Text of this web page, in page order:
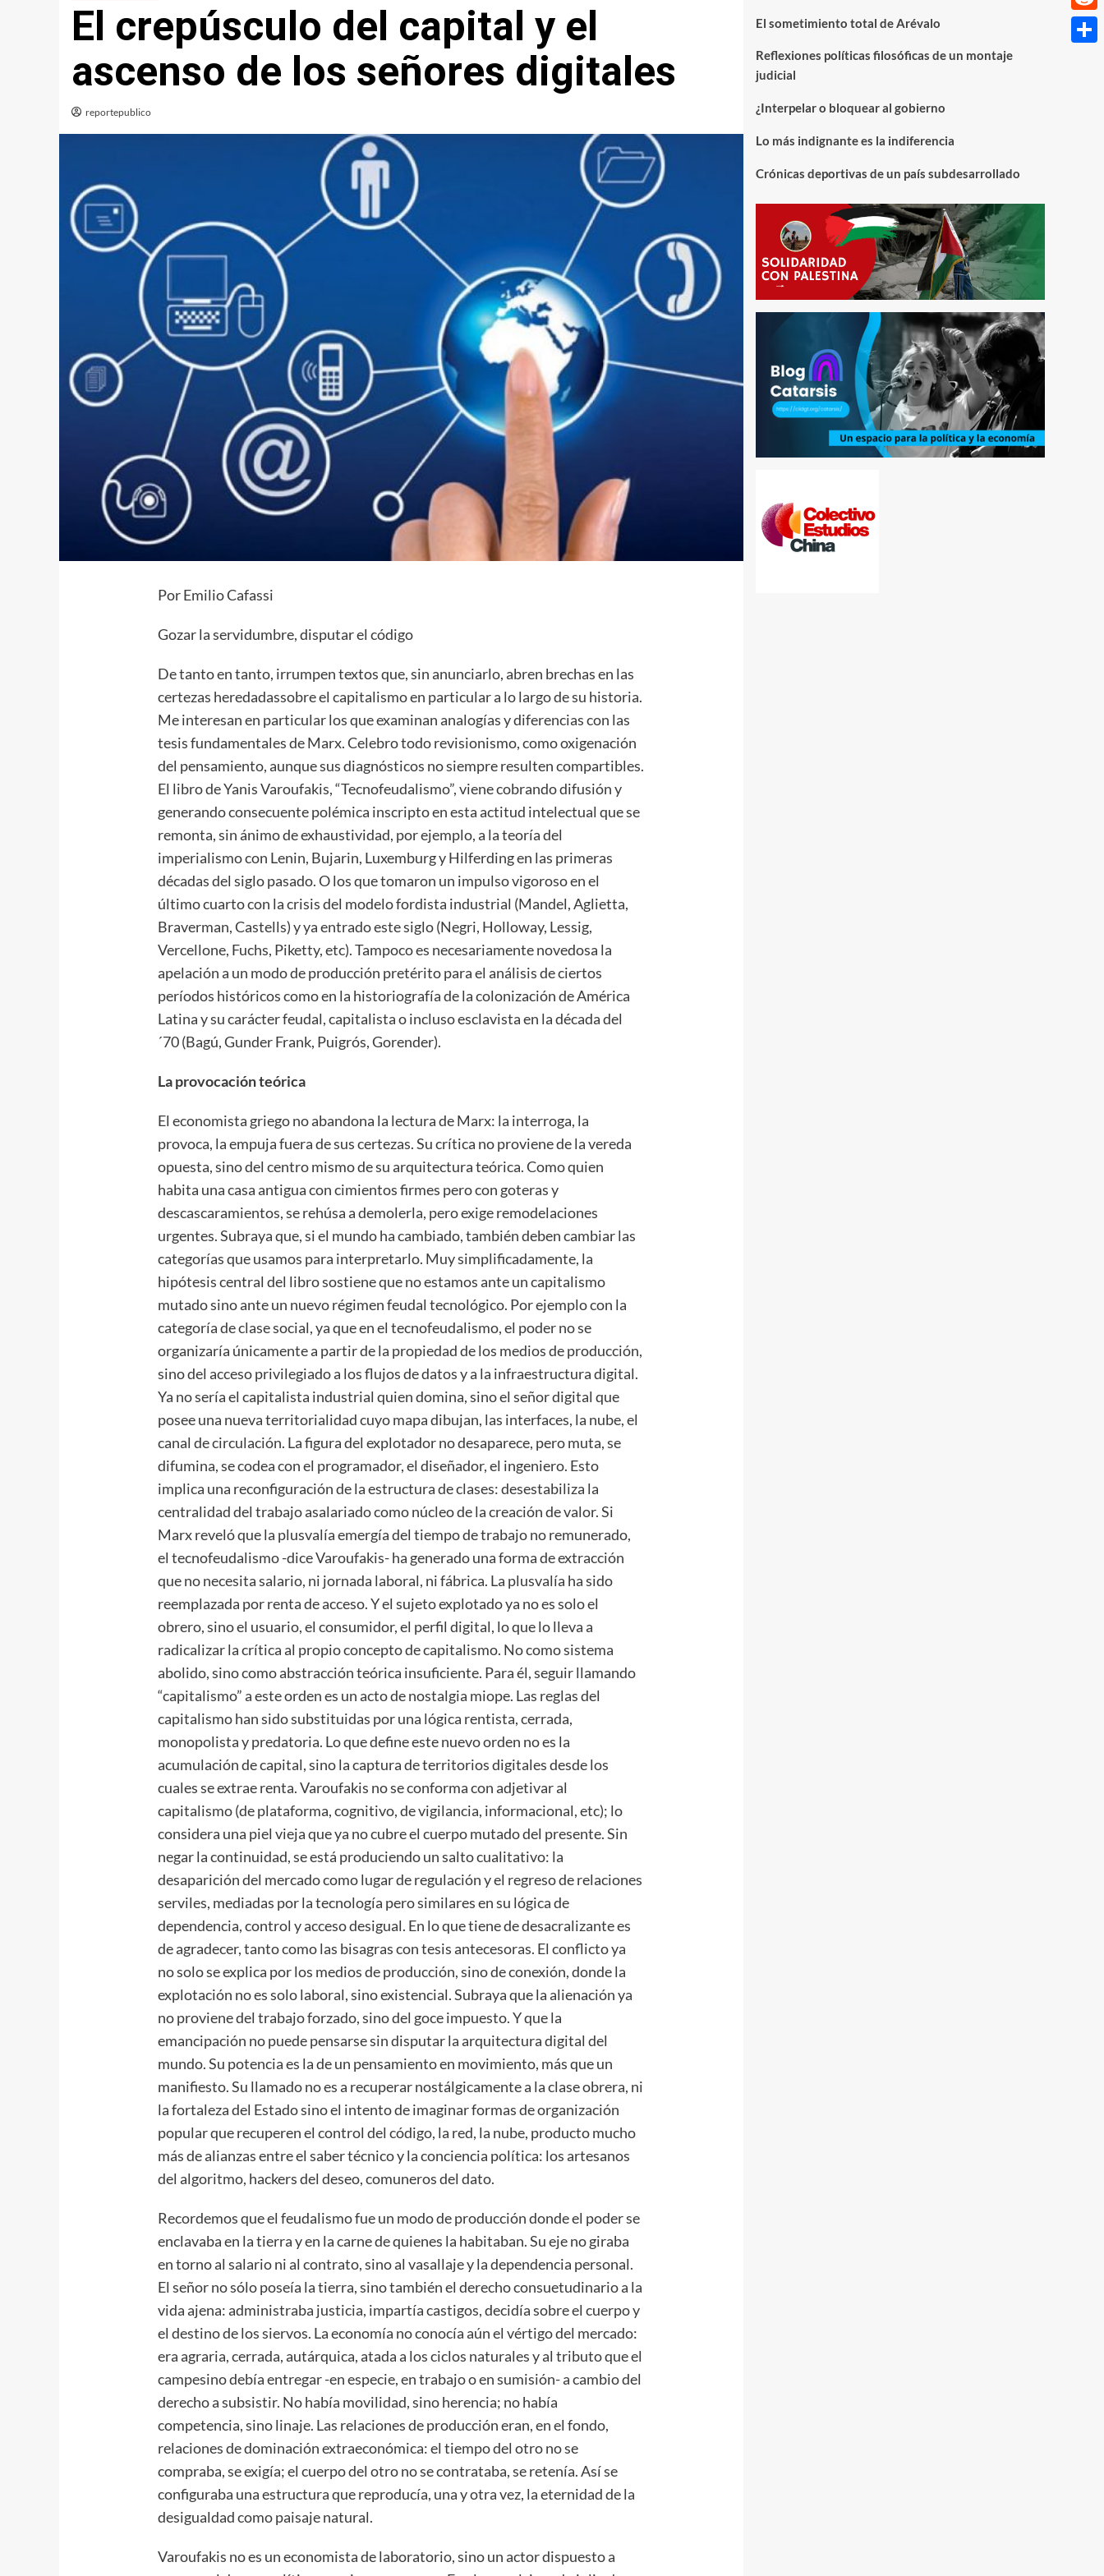
El crepúsculo del capital y el
ascenso de los señores digitales
reportepublico
Por Emilio Cafassi
Gozar la servidumbre, disputar el código
De tanto en tanto, irrumpen textos que, sin anunciarlo, abren brechas en las
certezas heredadassobre el capitalismo en particular a lo largo de su historia.
Me interesan en particular los que examinan analogías y diferencias con las
tesis fundamentales de Marx. Celebro todo revisionismo, como oxigenación
del pensamiento, aunque sus diagnósticos no siempre resulten compartibles.
El libro de Yanis Varoufakis, “Tecnofeudalismo”, viene cobrando difusión y
generando consecuente polémica inscripto en esta actitud intelectual que se
remonta, sin ánimo de exhaustividad, por ejemplo, a la teoría del
imperialismo con Lenin, Bujarin, Luxemburg y Hilferding en las primeras
décadas del siglo pasado. O los que tomaron un impulso vigoroso en el
último cuarto con la crisis del modelo fordista industrial (Mandel, Aglietta,
Braverman, Castells) y ya entrado este siglo (Negri, Holloway, Lessig,
Vercellone, Fuchs, Piketty, etc). Tampoco es necesariamente novedosa la
apelación a un modo de producción pretérito para el análisis de ciertos
períodos históricos como en la historiografía de la colonización de América
Latina y su carácter feudal, capitalista o incluso esclavista en la década del
´70 (Bagú, Gunder Frank, Puigrós, Gorender).
La provocación teórica
El economista griego no abandona la lectura de Marx: la interroga, la
provoca, la empuja fuera de sus certezas. Su crítica no proviene de la vereda
opuesta, sino del centro mismo de su arquitectura teórica. Como quien
habita una casa antigua con cimientos firmes pero con goteras y
descascaramientos, se rehúsa a demolerla, pero exige remodelaciones
urgentes. Subraya que, si el mundo ha cambiado, también deben cambiar las
categorías que usamos para interpretarlo. Muy simplificadamente, la
hipótesis central del libro sostiene que no estamos ante un capitalismo
mutado sino ante un nuevo régimen feudal tecnológico. Por ejemplo con la
categoría de clase social, ya que en el tecnofeudalismo, el poder no se
organizaría únicamente a partir de la propiedad de los medios de producción,
sino del acceso privilegiado a los flujos de datos y a la infraestructura digital.
Ya no sería el capitalista industrial quien domina, sino el señor digital que
posee una nueva territorialidad cuyo mapa dibujan, las interfaces, la nube, el
canal de circulación. La figura del explotador no desaparece, pero muta, se
difumina, se codea con el programador, el diseñador, el ingeniero. Esto
implica una reconfiguración de la estructura de clases: desestabiliza la
centralidad del trabajo asalariado como núcleo de la creación de valor. Si
Marx reveló que la plusvalía emergía del tiempo de trabajo no remunerado,
el tecnofeudalismo -dice Varoufakis- ha generado una forma de extracción
que no necesita salario, ni jornada laboral, ni fábrica. La plusvalía ha sido
reemplazada por renta de acceso. Y el sujeto explotado ya no es solo el
obrero, sino el usuario, el consumidor, el perfil digital, lo que lo lleva a
radicalizar la crítica al propio concepto de capitalismo. No como sistema
abolido, sino como abstracción teórica insuficiente. Para él, seguir llamando
“capitalismo” a este orden es un acto de nostalgia miope. Las reglas del
capitalismo han sido substituidas por una lógica rentista, cerrada,
monopolista y predatoria. Lo que define este nuevo orden no es la
acumulación de capital, sino la captura de territorios digitales desde los
cuales se extrae renta. Varoufakis no se conforma con adjetivar al
capitalismo (de plataforma, cognitivo, de vigilancia, informacional, etc); lo
considera una piel vieja que ya no cubre el cuerpo mutado del presente. Sin
negar la continuidad, se está produciendo un salto cualitativo: la
desaparición del mercado como lugar de regulación y el regreso de relaciones
serviles, mediadas por la tecnología pero similares en su lógica de
dependencia, control y acceso desigual. En lo que tiene de desacralizante es
de agradecer, tanto como las bisagras con tesis antecesoras. El conflicto ya
no solo se explica por los medios de producción, sino de conexión, donde la
explotación no es solo laboral, sino existencial. Subraya que la alienación ya
no proviene del trabajo forzado, sino del goce impuesto. Y que la
emancipación no puede pensarse sin disputar la arquitectura digital del
mundo. Su potencia es la de un pensamiento en movimiento, más que un
manifiesto. Su llamado no es a recuperar nostálgicamente a la clase obrera, ni
la fortaleza del Estado sino el intento de imaginar formas de organización
popular que recuperen el control del código, la red, la nube, producto mucho
más de alianzas entre el saber técnico y la conciencia política: los artesanos
del algoritmo, hackers del deseo, comuneros del dato.
Recordemos que el feudalismo fue un modo de producción donde el poder se
enclavaba en la tierra y en la carne de quienes la habitaban. Su eje no giraba
en torno al salario ni al contrato, sino al vasallaje y la dependencia personal.
El señor no sólo poseía la tierra, sino también el derecho consuetudinario a la
vida ajena: administraba justicia, impartía castigos, decidía sobre el cuerpo y
el destino de los siervos. La economía no conocía aún el vértigo del mercado:
era agraria, cerrada, autárquica, atada a los ciclos naturales y al tributo que el
campesino debía entregar -en especie, en trabajo o en sumisión- a cambio del
derecho a subsistir. No había movilidad, sino herencia; no había
competencia, sino linaje. Las relaciones de producción eran, en el fondo,
relaciones de dominación extraeconómica: el tiempo del otro no se
compraba, se exigía; el cuerpo del otro no se contrataba, se retenía. Así se
configuraba una estructura que reproducía, una y otra vez, la eternidad de la
desigualdad como paisaje natural.
Varoufakis no es un economista de laboratorio, sino un actor dispuesto a
El sometimiento total de Arévalo
Reflexiones políticas filosóficas de un montaje
judicial
¿Interpelar o bloquear al gobierno
Lo más indignante es la indiferencia
Crónicas deportivas de un país subdesarrollado